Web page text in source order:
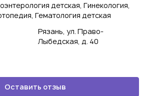
детская, Гинекология,
Гематология детская
Рязань, ул. Право-
Лыбедская, д. 40
Оставить отзыв